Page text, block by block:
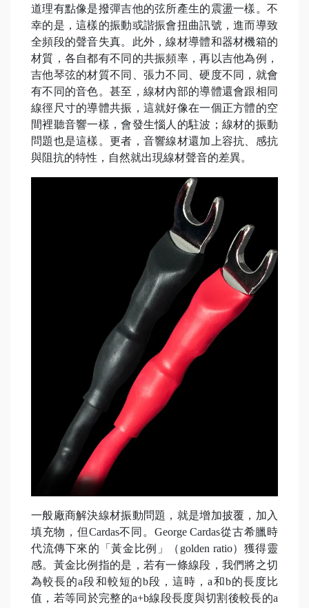
道理有點像是撥彈吉他的弦所產生的震盪一樣。不
幸的是，這樣的振動或諧振會扭曲訊號，進而導致
全頻段的聲音失真。此外，線材導體和器材機箱的
材質，各自都有不同的共振頻率，再以吉他為例，
吉他琴弦的材質不同、張力不同、硬度不同，就會
有不同的音色。甚至，線材內部的導體還會跟相同
線徑尺寸的導體共振，這就好像在一個正方體的空
間裡聽音響一樣，會發生惱人的駐波；線材的振動
問題也是這樣。更者，音響線材還加上容抗、感抗
與阻抗的特性，自然就出現線材聲音的差異。
一般廠商解決線材振動問題，就是增加披覆，加入
填充物，但Cardas不同。George Cardas從古希臘時
代流傳下來的「黃金比例」（golden ratio）獲得靈
感。黃金比例指的是，若有一條線段，我們將之切
為較長的a段和較短的b段，這時，a和b的長度比
值，若等同於完整的a+b線段長度與切割後較長的a